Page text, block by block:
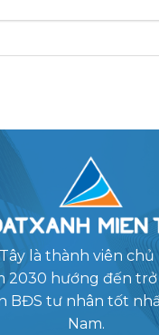
là thành viên
2030 hướng đến trở
BĐS tư nhân tốt
Nam.